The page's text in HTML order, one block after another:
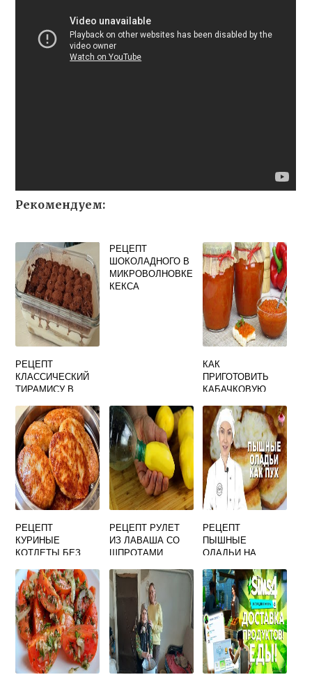
Рекомендуем:
РЕЦЕПТ
КЛАССИЧЕСКИЙ
ТИРАМИСУ В
УСЛОВИЯХ
РЕЦЕПТ
ШОКОЛАДНОГО В
МИКРОВОЛНОВКЕ
КЕКСА
КАК
ПРИГОТОВИТЬ
КАБАЧКОВУЮ
ДОМАШНИХ
УСЛОВИЯХ
РЕЦЕПТ БЕЗ
ПОМИДОР
РЕЦЕПТ
КУРИНЫЕ
КОТЛЕТЫ БЕЗ
РЕЦЕПТ РУЛЕТ
ИЗ ЛАВАША СО
ШПРОТАМИ
РЕЦЕПТ
ПЫШНЫЕ
ОЛАДЬИ НА
РАЗРЫХЛИТЕЛЕМ